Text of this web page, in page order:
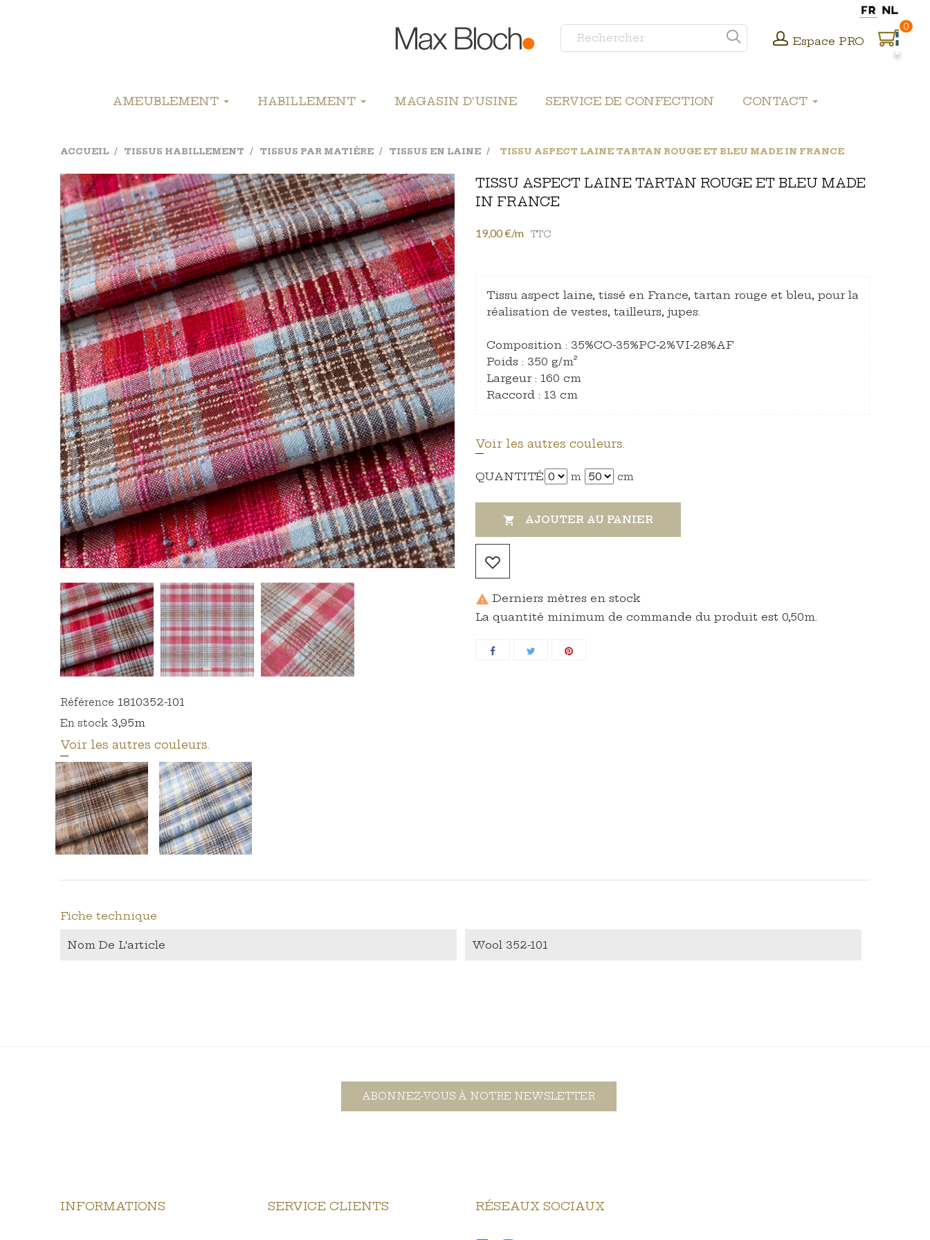
Espace PRO
0
AMEUBLEMENT HABILLEMENT MAGASIN D'USINE SERVICE DE CONFECTION CONTACT
ACCUEIL TISSUS HABILLEMENT TISSUS PAR MATIÈRE TISSUS EN LAINE TISSU ASPECT LAINE TARTAN ROUGE ET BLEU MADE IN FRANCE
TISSU ASPECT LAINE TARTAN ROUGE ET BLEU MADE
IN FRANCE
19,00 €/m TTC
Tissu aspect laine, tissé en France, tartan rouge et bleu, pour la
réalisation de vestes, tailleurs, jupes.
Composition : 35%CO-35%PC-2%VI-28%AF
Poids : 350 g/m²
Largeur : 160 cm
Raccord : 13 cm
Voir les autres couleurs.
QUANTITÉ m cm
 AJOUTER AU PANIER
 Derniers mètres en stock
La quantité minimum de commande du produit est 0,50m.
Référence 1810352-101
En stock 3,95m
Voir les autres couleurs.
Fiche technique
Nom De L'article Wool 352-101
ABONNEZ-VOUS À NOTRE NEWSLETTER
INFORMATIONS SERVICE CLIENTS RÉSEAUX SOCIAUX